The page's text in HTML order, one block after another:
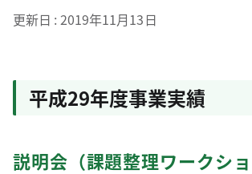
更新日 2019年11月13日
平成29年度事業実績
説明会（課題整理ワークショ